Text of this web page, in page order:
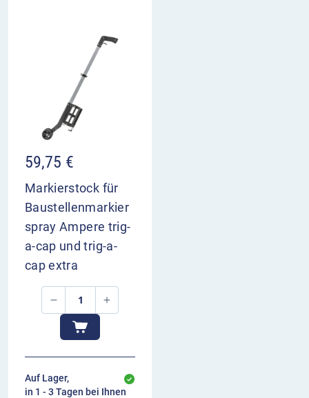
59,75 €
Markierstock für
Baustellenmarkier
spray Ampere trig-
a-cap und trig-a-
cap extra
Auf Lager,
in 1 - 3 Tagen bei Ihnen